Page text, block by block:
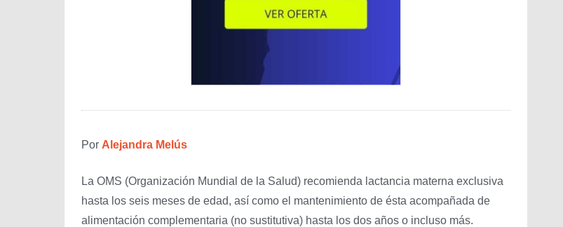
Por Alejandra Melús
La OMS (Organización Mundial de la Salud) recomienda lactancia materna exclusiva
hasta los seis meses de edad, así como el mantenimiento de ésta acompañada de
alimentación complementaria (no sustitutiva) hasta los dos años o incluso más.